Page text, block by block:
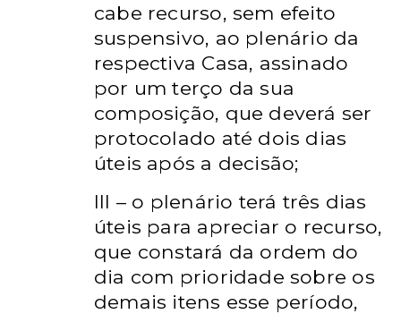
cabe recurso, sem efeito
suspensivo, ao plenário da
respectiva Casa, assinado
por um terço da sua
composição, que deverá ser
protocolado até dois dias
úteis após a decisão;
III – o plenário terá três dias
úteis para apreciar o recurso,
que constará da ordem do
dia com prioridade sobre os
demais itens esse período,